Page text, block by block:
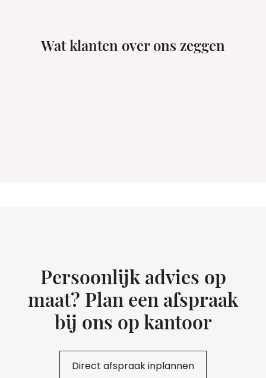
Wat klanten over ons zeggen
Persoonlijk advies op
maat? Plan een afspraak
bij ons op kantoor
Direct afspraak inplannen